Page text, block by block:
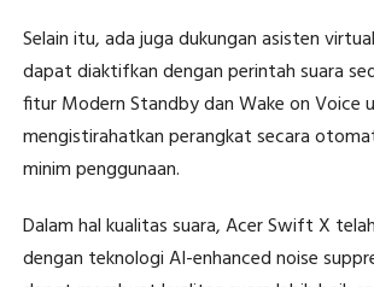
Selain itu, ada juga dukungan asisten
dapat diaktifkan dengan perintah suara
fitur Modern Standby dan Wake on Voice
mengistirahatkan perangkat secara
minim penggunaan.
Dalam hal kualitas suara, Acer Swift X
dengan teknologi AI-enhanced noise